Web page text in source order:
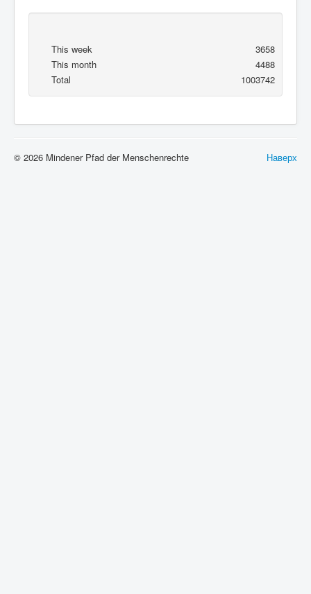
This week
3658
This month
4488
Total
1003742
Наверх
© 2026 Mindener Pfad der Menschenrechte